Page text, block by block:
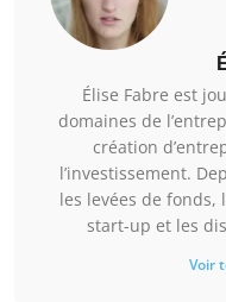
Élise Fabre est
domaines de
création
l’investissement.
les levées de fonds,
start-up et les
Voir